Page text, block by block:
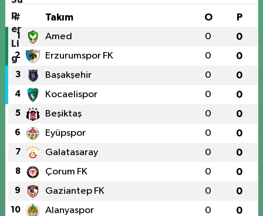
# Takım O P
1 Amed 0 0
2 Erzurumspor FK 0 0
3 Başakşehir 0 0
4 Kocaelispor 0 0
5 Beşiktaş 0 0
6 Eyüpspor 0 0
7 Galatasaray 0 0
8 Çorum FK 0 0
9 Gaziantep FK 0 0
10 Alanyaspor 0 0